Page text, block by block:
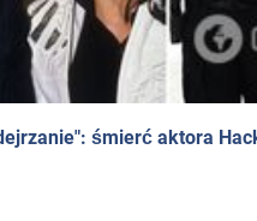
śmierć aktora